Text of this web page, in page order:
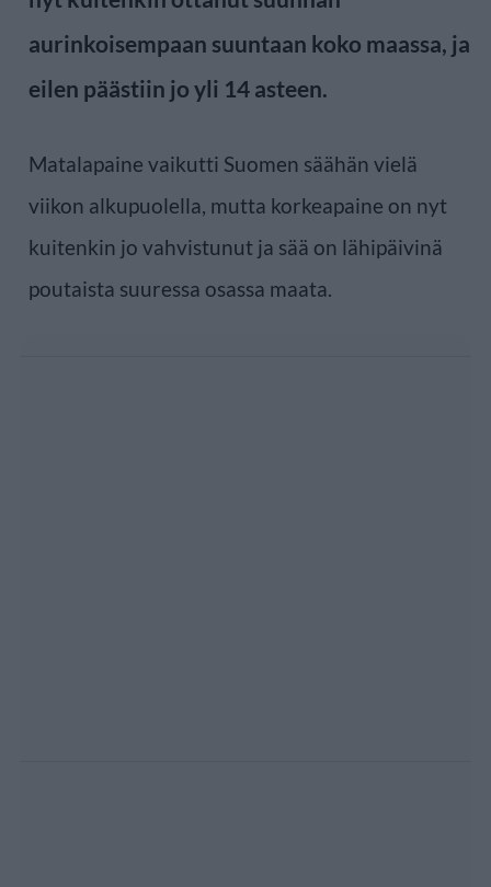
aurinkoisempaan suuntaan koko maassa, ja
eilen päästiin jo yli 14 asteen.
Matalapaine vaikutti Suomen säähän vielä
viikon alkupuolella, mutta korkeapaine on nyt
kuitenkin jo vahvistunut ja sää on lähipäivinä
poutaista suuressa osassa maata.